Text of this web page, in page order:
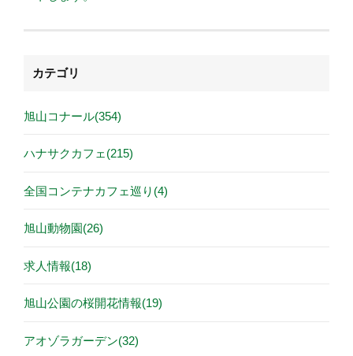
カテゴリ
旭山コナール(354)
ハナサクカフェ(215)
全国コンテナカフェ巡り(4)
旭山動物園(26)
求人情報(18)
旭山公園の桜開花情報(19)
アオゾラガーデン(32)